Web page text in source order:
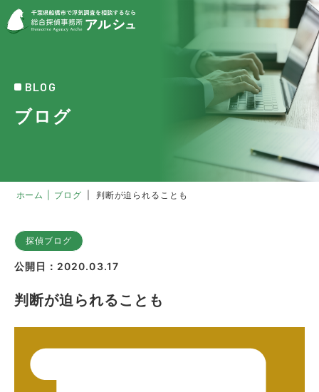
BLOG
ブログ
ホーム ブログ 判断が迫られることも
探偵ブログ
公開日：2020.03.17
判断が迫られることも